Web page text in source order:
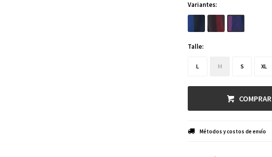
Variantes:
Talle:
L M S XL
COMPRAR
Métodos y costos de envío